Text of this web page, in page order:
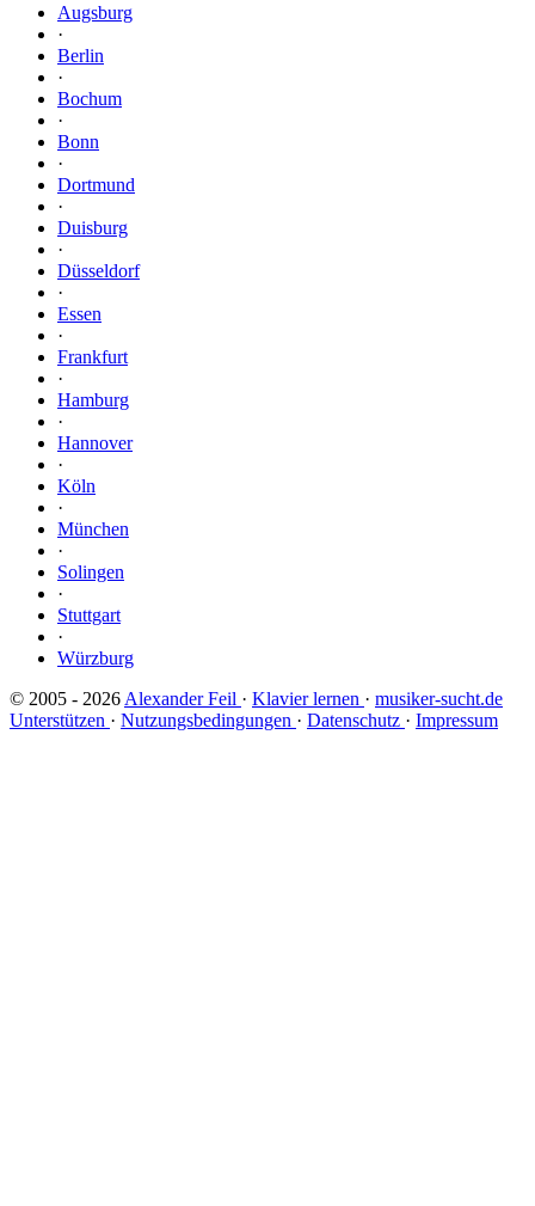
Augsburg
·
Berlin
·
Bochum
·
Bonn
·
Dortmund
·
Duisburg
·
Düsseldorf
·
Essen
·
Frankfurt
·
Hamburg
·
Hannover
·
Köln
·
München
·
Solingen
·
Stuttgart
·
Würzburg
© 2005 - 2026 Alexander Feil · Klavier lernen · musiker-sucht.de
Unterstützen · Nutzungsbedingungen · Datenschutz · Impressum